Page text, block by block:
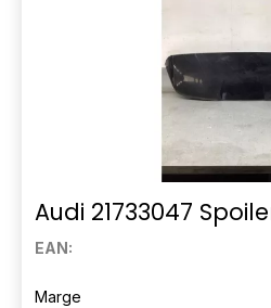
Audi 21733047
EAN:
Marge